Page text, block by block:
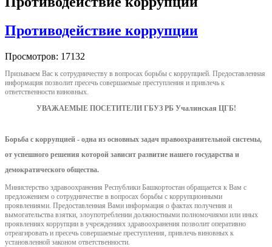
Противодействие коррупции
Просмотров: 17132
Призываем Вас к сотрудничеству в вопросах борьбы с коррупцией. Предоставленная
информация позволит пресечь совершаемые преступления и привлечь к
ответственности виновных.
УВАЖАЕМЫЕ ПОСЕТИТЕЛИ ГБУЗ РБ Учалинская ЦГБ!
Борьба с коррупцией - одна из основных задач правоохранительной системы,
от успешного решения которой зависит развитие нашего государства и
демократического общества.
Министерство здравоохранения Республики Башкортостан обращается к Вам с
предложением о сотрудничестве в вопросах борьбы с коррупционными
проявлениями. Предоставленная Вами информация о фактах получения и
вымогательства взятки, злоупотреблении должностными полномочиями или иных
проявлениях коррупции в учреждениях здравоохранения позволит оперативно
отреагировать и пресечь совершаемые преступления, привлечь виновных к
установленной законом ответственности.